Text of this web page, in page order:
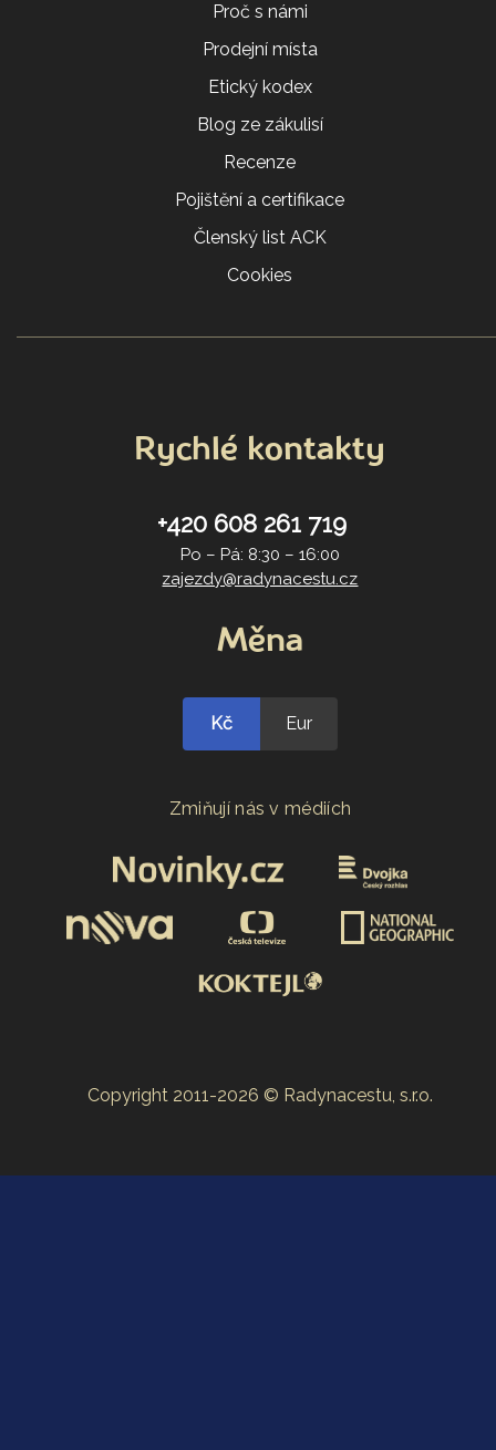
Proč s námi
Prodejní místa
Etický kodex
Blog ze zákulisí
Recenze
Pojištění a certifikace
Členský list ACK
Cookies
Rychlé kontakty
+420 608 261 719
Po – Pá: 8:30 – 16:00
zajezdy@radynacestu.cz
Měna
Kč Eur
Zmiňují nás v médiích
Copyright 2011-2026 © Radynacestu, s.r.o.